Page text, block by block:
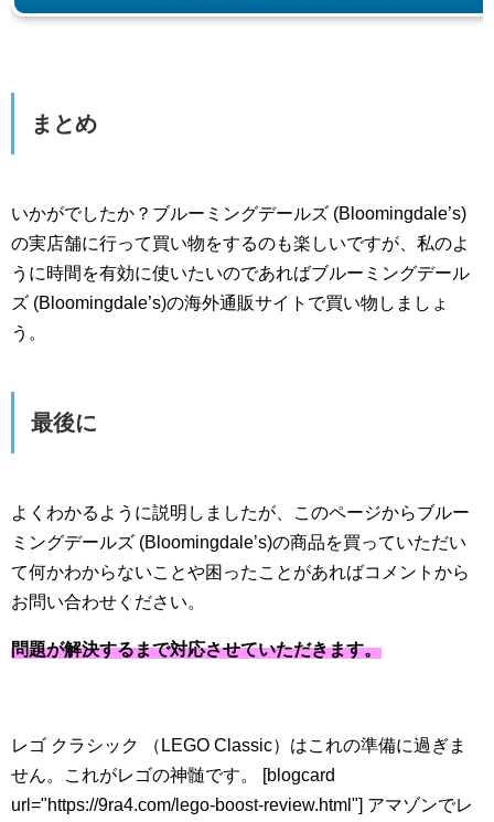
まとめ
いかがでしたか？ブルーミングデールズ (Bloomingdale’s)
の実店舗に行って買い物をするのも楽しいですが、私のよ
うに時間を有効に使いたいのであればブルーミングデール
ズ (Bloomingdale’s)の海外通販サイトで買い物しましょ
う。
最後に
よくわかるように説明しましたが、このページからブルー
ミングデールズ (Bloomingdale’s)の商品を買っていただい
て何かわからないことや困ったことがあればコメントから
お問い合わせください。
問題が解決するまで対応させていただきます。
レゴ クラシック （LEGO Classic）はこれの準備に過ぎま
せん。これがレゴの神髄です。 [blogcard
url="https://9ra4.com/lego-boost-review.html"] アマゾンでレ